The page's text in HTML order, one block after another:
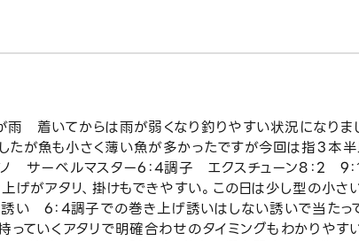
着いてからは雨が弱くなり釣りやすい状況になりま
が魚も小さく薄い魚が多かったですが今回は指３本
ノ サーベルマスター6：4調子 エクスチューン8：2 9
げがアタリ、掛けもできやすい。この日は少し型の小さ
い 6：4調子での巻き上げ誘いはしない誘いで当たっ
ていくアタリで明確合わせのタイミングもわかりやす